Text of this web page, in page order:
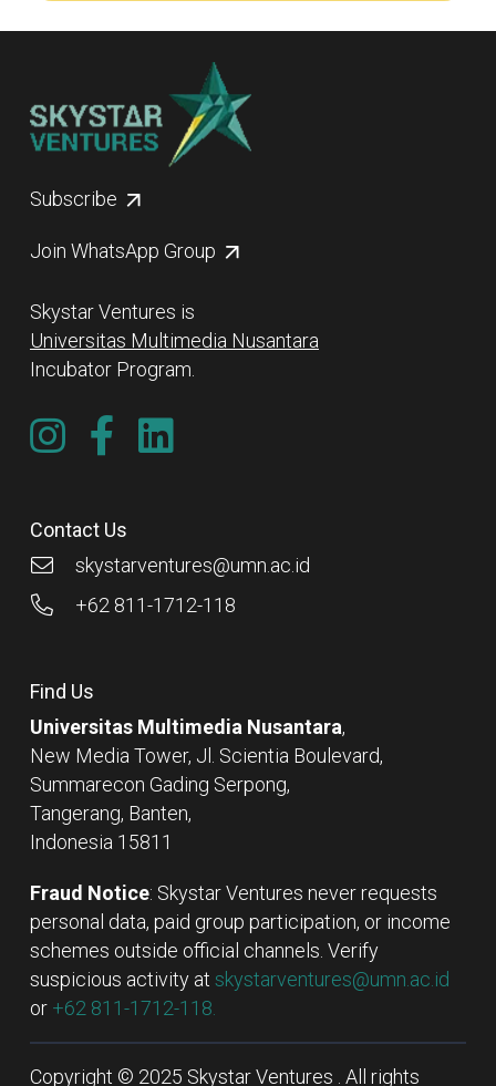
Subscribe
Join WhatsApp Group
Skystar Ventures is
Universitas Multimedia Nusantara
Incubator Program.
Contact Us
skystarventures@umn.ac.id
+62 811-1712-118
Find Us
Universitas Multimedia Nusantara,
New Media Tower, Jl. Scientia Boulevard,
Summarecon Gading Serpong,
Tangerang, Banten,
Indonesia 15811
Fraud Notice: Skystar Ventures never requests
personal data, paid group participation, or income
schemes outside official channels. Verify
suspicious activity at skystarventures@umn.ac.id
or +62 811-1712-118.
Copyright © 2025 Skystar Ventures . All rights